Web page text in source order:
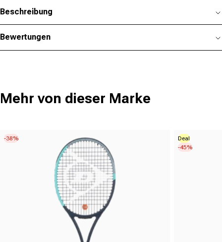
Beschreibung
Bewertungen
Mehr von dieser Marke
-38%
Deal
-45%